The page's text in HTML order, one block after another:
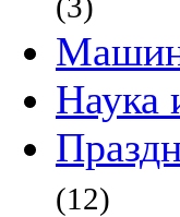
Наука
(12)